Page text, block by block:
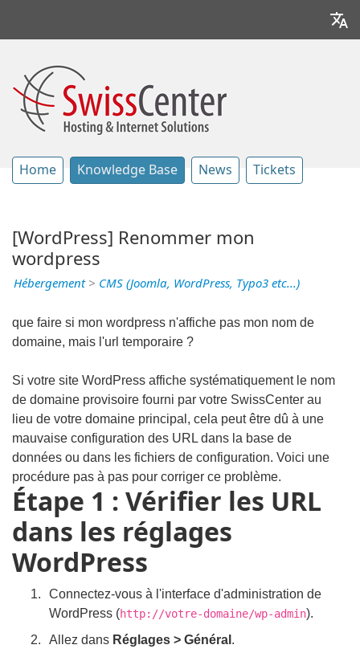
Home Knowledge Base News Tickets
[WordPress] Renommer mon
wordpress
Hébergement> CMS (Joomla, WordPress, Typo3 etc...)
que faire si mon wordpress n'affiche pas mon nom de
domaine, mais l'url temporaire ?
Si votre site WordPress affiche systématiquement le nom
de domaine provisoire fourni par votre SwissCenter au
lieu de votre domaine principal, cela peut être dû à une
mauvaise configuration des URL dans la base de
données ou dans les fichiers de configuration. Voici une
procédure pas à pas pour corriger ce problème.
Étape 1 : Vérifier les URL
dans les réglages
WordPress
Connectez-vous à l'interface d'administration de
WordPress (http://votre-domaine/wp-admin).
Allez dans Réglages > Général .